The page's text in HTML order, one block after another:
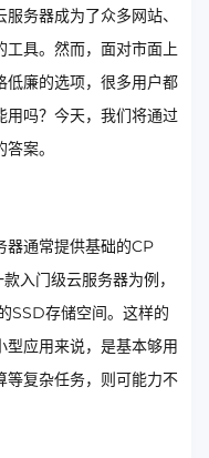
务器成为了众多网站、
工具。然而，面对市面上
低廉的选项，很多用户都
用吗？今天，我们将通过
案。
器通常提供基础的CP
入门级云服务器为例，
SSD存储空间。这样的
应用来说，是基本够用
等复杂任务，则可能力不